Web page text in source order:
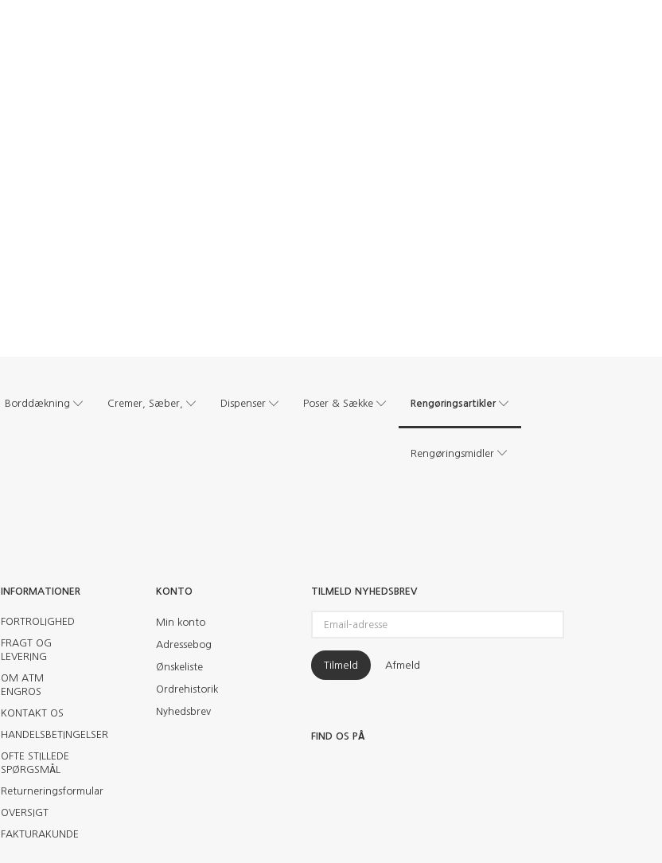
Borddækning Cremer, Sæber, Dispenser Poser & Sække Rengøringsartikler
Rengøringsmidler
INFORMATIONER
FORTROLIGHED
FRAGT OG
LEVERING
OM ATM
ENGROS
KONTAKT OS
HANDELSBETINGELSER
OFTE STILLEDE
SPØRGSMÅL
Returneringsformular
OVERSIGT
FAKTURAKUNDE
KONTO
Min konto
Adressebog
Ønskeliste
Ordrehistorik
Nyhedsbrev
TILMELD NYHEDSBREV
adresse
Tilmeld Afmeld
FIND OS PÅ